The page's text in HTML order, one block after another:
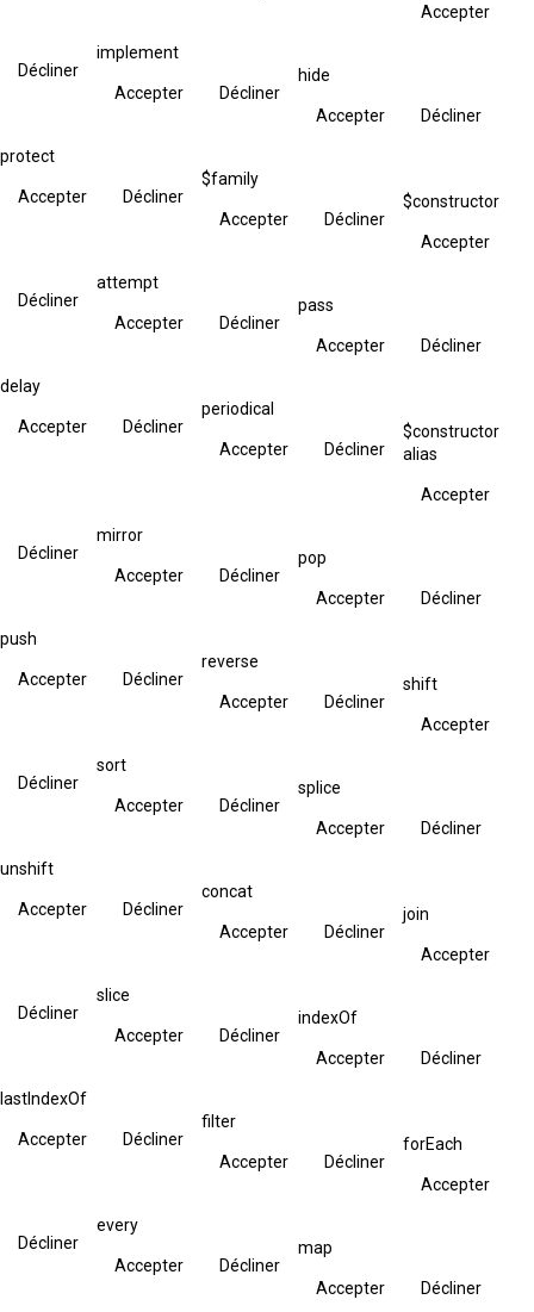
Accepter
Décliner
implement
Accepter Décliner
hide
Accepter Décliner
protect
Accepter Décliner
$family
Accepter Décliner
$constructor
Accepter
Décliner
attempt
Accepter Décliner
pass
Accepter Décliner
delay
Accepter Décliner
periodical
Accepter Décliner
$constructor
alias
Accepter
Décliner
mirror
Accepter Décliner
pop
Accepter Décliner
push
Accepter Décliner
reverse
Accepter Décliner
shift
Accepter
Décliner
sort
Accepter Décliner
splice
Accepter Décliner
unshift
Accepter Décliner
concat
Accepter Décliner
join
Accepter
Décliner
slice
Accepter Décliner
indexOf
Accepter Décliner
lastIndexOf
Accepter Décliner
filter
Accepter Décliner
forEach
Accepter
Décliner
every
Accepter Décliner
map
Accepter Décliner